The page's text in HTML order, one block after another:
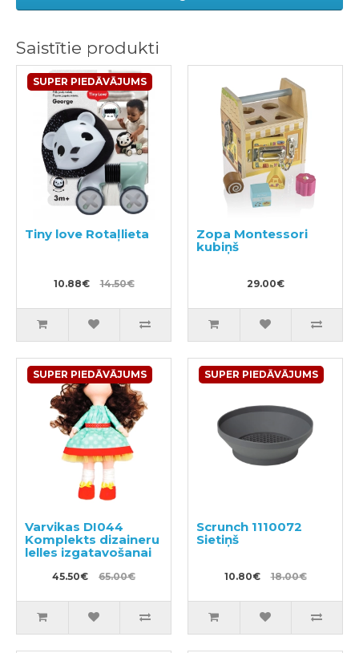
Saistītie produkti
SUPER PIEDĀVĀJUMS
Tiny love Rotaļlieta
10.88€ 14.50€
Zopa Montessori
kubiņš
29.00€
SUPER PIEDĀVĀJUMS
Varvikas DI044
Komplekts dizaineru
lelles izgatavošanai
45.50€ 65.00€
SUPER PIEDĀVĀJUMS
Scrunch 1110072
Sietiņš
10.80€ 18.00€